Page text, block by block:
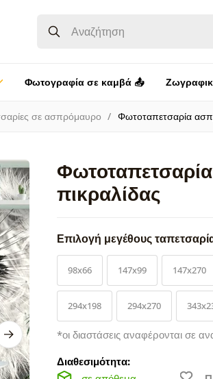
Φωτογραφία σε καμβά 📤
σε ασπρόμαυρο Φωτοταπετσαρία
πικραλίδας
Επιλογή μεγέθους
98x66 147x99 147x270
294x198 294x270
*οι διαστάσεις αναφέρονται σε
Διαθεσιμότητα: